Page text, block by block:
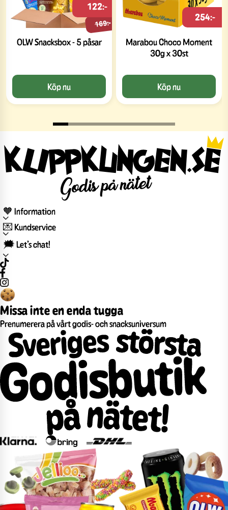
OLW Snacksbox - 5 påsar
169:-
122:-
Köp nu
Marabou Choco Moment
30g x 30st
254:-
Köp nu
🧡 Information
💌 Kundservice
🗯️ Let’s chat!
Missa inte en enda tugga
Prenumerera på vårt godis- och snacksuniversum